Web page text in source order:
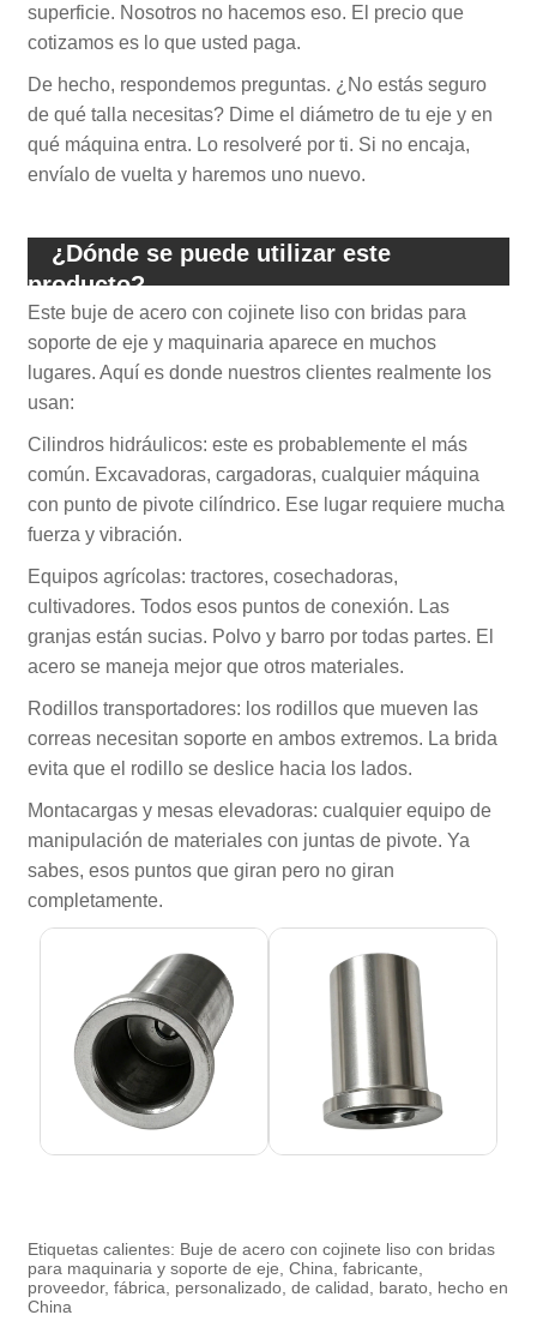
superficie. Nosotros no hacemos eso. El precio que
cotizamos es lo que usted paga.
De hecho, respondemos preguntas. ¿No estás seguro
de qué talla necesitas? Dime el diámetro de tu eje y en
qué máquina entra. Lo resolveré por ti. Si no encaja,
envíalo de vuelta y haremos uno nuevo.
¿Dónde se puede utilizar este
producto?
Este buje de acero con cojinete liso con bridas para
soporte de eje y maquinaria aparece en muchos
lugares. Aquí es donde nuestros clientes realmente los
usan:
Cilindros hidráulicos: este es probablemente el más
común. Excavadoras, cargadoras, cualquier máquina
con punto de pivote cilíndrico. Ese lugar requiere mucha
fuerza y ​​vibración.
Equipos agrícolas: tractores, cosechadoras,
cultivadores. Todos esos puntos de conexión. Las
granjas están sucias. Polvo y barro por todas partes. El
acero se maneja mejor que otros materiales.
Rodillos transportadores: los rodillos que mueven las
correas necesitan soporte en ambos extremos. La brida
evita que el rodillo se deslice hacia los lados.
Montacargas y mesas elevadoras: cualquier equipo de
manipulación de materiales con juntas de pivote. Ya
sabes, esos puntos que giran pero no giran
completamente.
Etiquetas calientes: Buje de acero con cojinete liso con bridas
para maquinaria y soporte de eje, China, fabricante,
proveedor, fábrica, personalizado, de calidad, barato, hecho en
China